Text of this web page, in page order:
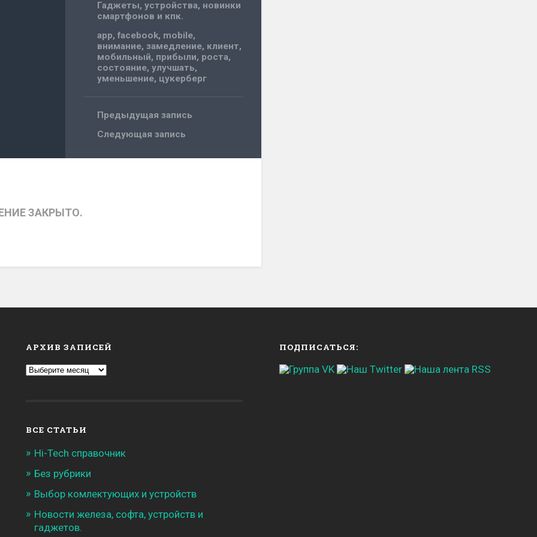
Гаджеты, устройства, новинки
смартфонов и кпк.
app,facebook, mobile,
внимание,замедление, клиент,
мобильный, прибыли, роста,
состояние,улучшать,
уменьшение, цукерберг
Предыдущая запись
Следующая запись
ЗАКРЫТО.
АРХИВ ЗАПИСЕЙ
Архив
записей
ВСЕ СТАТЬИ
Hi-Tech справочник
Без рубрики
Выбор комлектующих и устройств
Новости железа, софта, устройств и
гаджетов.
ПОДПИСАТЬСЯ: